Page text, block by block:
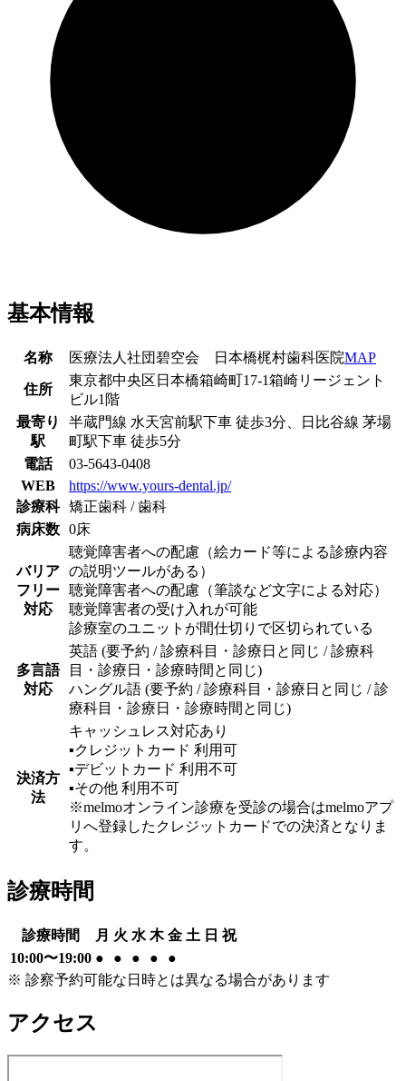
基本情報
名称 医療法人社団碧空会 日本橋梶村歯科医院MAP
住所
東京都中央区日本橋箱崎町17-1箱崎リージェント
ビル1階
最寄り
駅
半蔵門線 水天宮前駅下車 徒歩3分、日比谷線 茅場
町駅下車 徒歩5分
電話
03-5643-0408
WEB
https://www.yours-dental.jp/
診療科
矯正歯科 / 歯科
病床数
0床
バリア
フリー
対応
聴覚障害者への配慮（絵カード等による診療内容
の説明ツールがある）
聴覚障害者への配慮（筆談など文字による対応）
聴覚障害者の受け入れが可能
診療室のユニットが間仕切りで区切られている
多言語
対応
英語 (要予約 / 診療科目・診療日と同じ / 診療科
目・診療日・診療時間と同じ)
ハングル語 (要予約 / 診療科目・診療日と同じ / 診
療科目・診療日・診療時間と同じ)
決済方
法
キャッシュレス対応あり
▪︎クレジットカード 利用可
▪︎デビットカード 利用不可
▪︎その他 利用不可
※melmoオンライン診療を受診の場合はmelmoアプ
リへ登録したクレジットカードでの決済となりま
す。
診療時間
診療時間 月 火 水 木 金 土 日 祝
10:00〜19:00 ● ● ● ●
●
※ 診察予約可能な日時とは異なる場合があります
アクセス